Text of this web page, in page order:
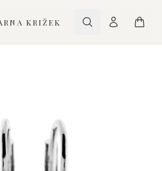
KRIŽEK